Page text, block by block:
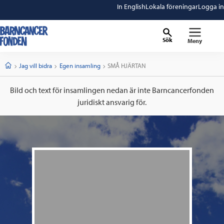
In EnglishLokala föreningarLogga in
Sök Meny
StartJag vill bidra Egen insamling Current:
SMÅ HJÄRTAN
Bild och text för insamlingen nedan är inte Barncancerfonden
juridiskt ansvarig för.